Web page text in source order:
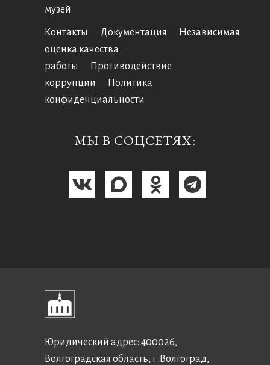
музей
Контакты Документация
Независимая
оценка качества
работы
Противодействие
коррупции
Политика
конфиденциальности
МЫ В СОЦСЕТЯХ:
Юридический адрес: 400026,
Волгоградская область, г. Волгоград,